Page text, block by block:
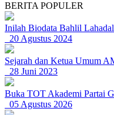
BERITA POPULER
Inilah Biodata Bahlil
20 Agustus 2024
Sejarah dan Ketua Umum
28 Juni 2023
Buka TOT Akademi Partai
05 Agustus 2026